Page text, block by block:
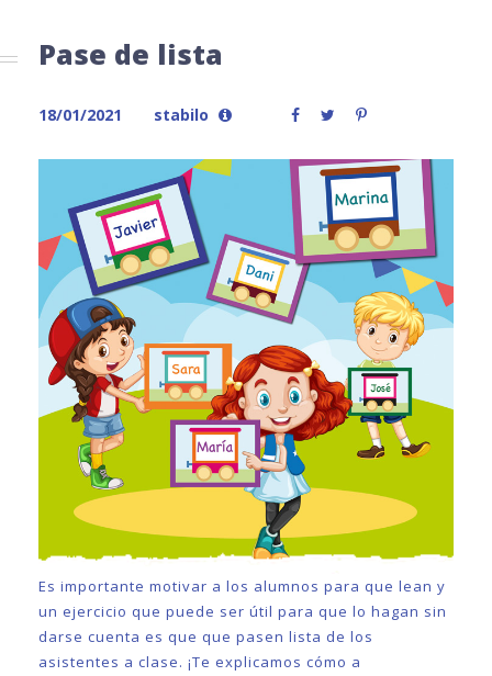
Pase de lista
18/01/2021 stabilo
Es importante motivar a los alumnos para que lean y
un ejercicio que puede ser útil para que lo hagan sin
darse cuenta es que que pasen lista de los
asistentes a clase. ¡Te explicamos cómo a